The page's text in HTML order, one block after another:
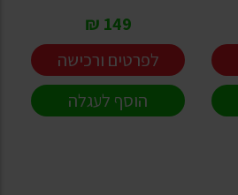
149 ₪
לפרטים ורכישה
הוסף לעגלה